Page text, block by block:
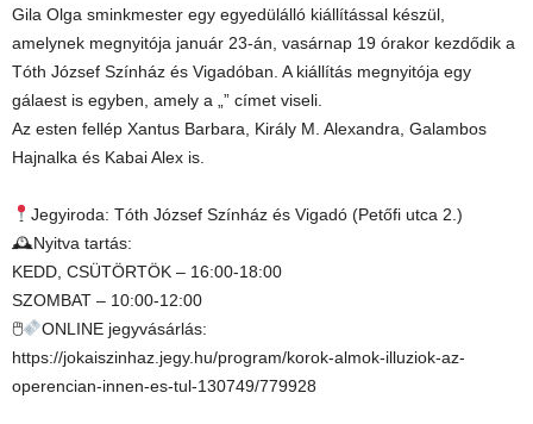
Gila Olga sminkmester egy egyedülálló kiállítással készül,
amelynek megnyitója január 23-án, vasárnap 19 órakor kezdődik a
Tóth József Színház és Vigadóban. A kiállítás megnyitója egy
gálaest is egyben, amely a „” címet viseli.
Az esten fellép Xantus Barbara, Király M. Alexandra, Galambos
Hajnalka és Kabai Alex is.
Jegyiroda: Tóth József Színház és Vigadó (Petőfi utca 2.)
🕰Nyitva tartás:
KEDD, CSÜTÖRTÖK – 16:00-18:00
SZOMBAT – 10:00-12:00
🖱
ONLINE jegyvásárlás:
https://jokaiszinhaz.jegy.hu/program/korok-almok-illuziok-az-
operencian-innen-es-tul-130749/779928